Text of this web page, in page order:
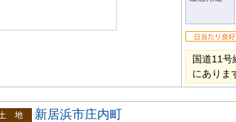
国道11号
にありま
新居浜市庄内町